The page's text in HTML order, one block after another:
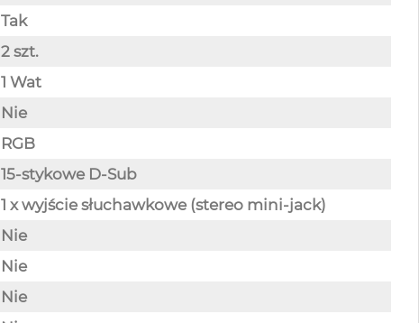
Tak
2 szt.
1 Wat
Nie
RGB
15-stykowe D-Sub
1 x wyjście słuchawkowe (stereo mini-jack)
Nie
Nie
Nie